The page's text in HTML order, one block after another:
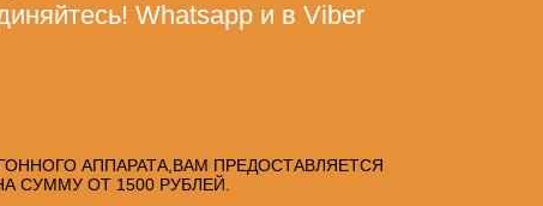
Whatsapp и в Viber
АППАРАТА,ВАМ ПРЕДОСТАВЛЯЕТСЯ
СУММУ ОТ 1500 РУБЛЕЙ.